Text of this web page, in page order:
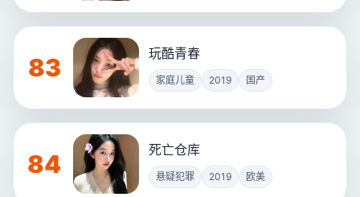
83 玩酷青春
家庭儿童 2019 国产
84 死亡仓库
悬疑犯罪 2019 欧美